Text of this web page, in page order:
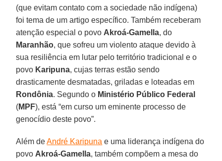
(que evitam contato com a sociedade não indígena)
foi tema de um artigo específico. Também receberam
atenção especial o povo Akroá-Gamella, do
Maranhão, que sofreu um violento ataque devido à
sua resiliência em lutar pelo território tradicional e o
povo Karipuna, cujas terras estão sendo
drasticamente desmatadas, griladas e loteadas em
Rondônia. Segundo o Ministério Público Federal
(MPF), está “em curso um eminente processo de
genocídio deste povo”.
Além deAndré Karipuna e uma liderança indígena do
povo Akroá-Gamella, também compõem a mesa do